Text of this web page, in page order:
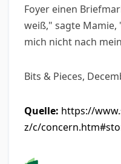
Foyer einen
weiß," sagte
mich nicht nach
Bits & Pieces,
Quelle: https://
z/c/